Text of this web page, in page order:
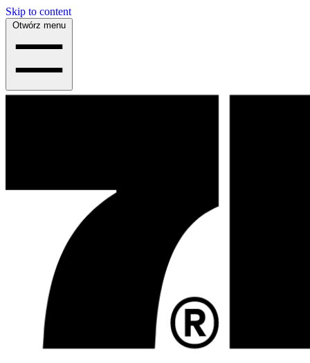
Skip to content
Otwórz menu